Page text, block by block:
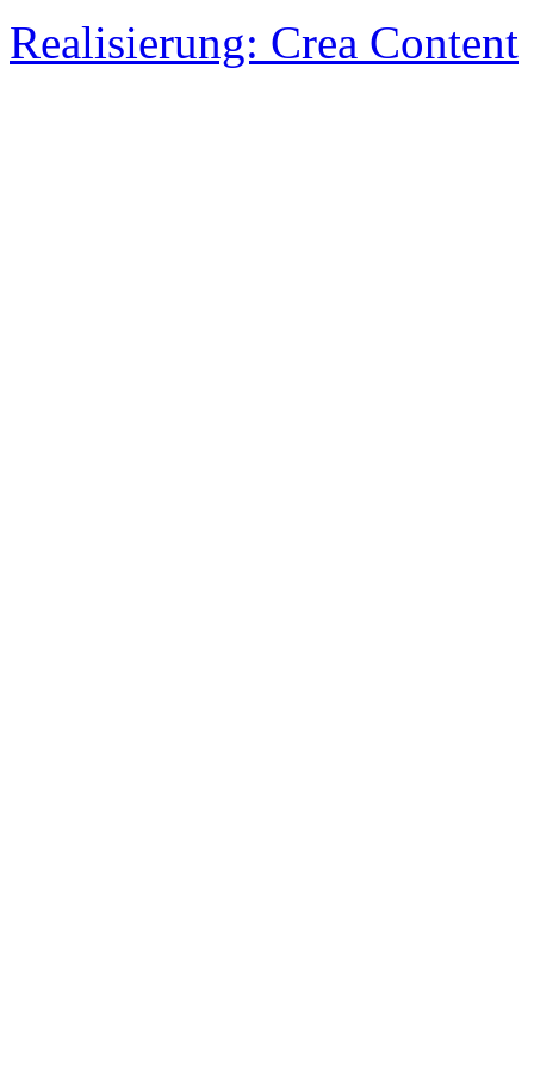
Realisierung: Crea Content